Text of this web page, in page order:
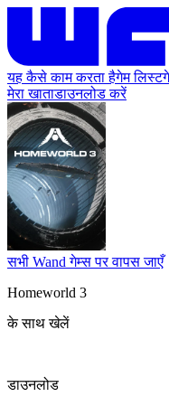
यह कैसे काम करता हैगेम लिस्ट
मेरा खाताडाउनलोड करें
सभी Wand गेम्स पर वापस जाएँ
Homeworld 3
के साथ खेलें
डाउनलोड